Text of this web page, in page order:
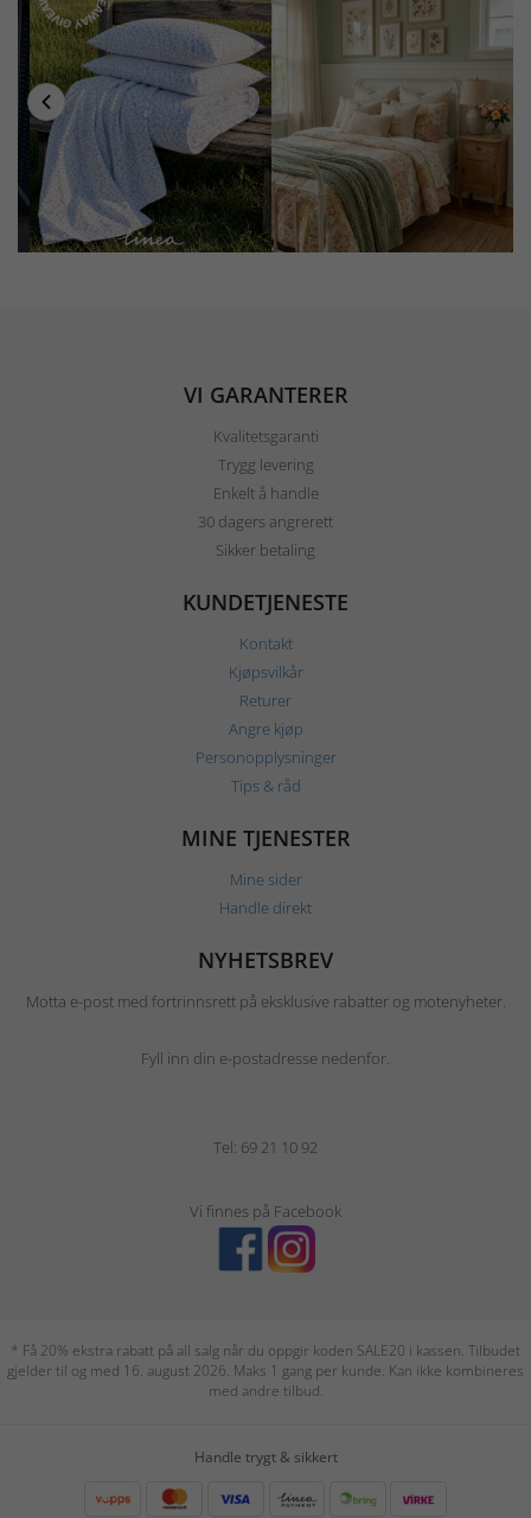
VI GARANTERER
Kvalitetsgaranti
Trygg levering
Enkelt å handle
30 dagers angrerett
Sikker betaling
KUNDETJENESTE
Kontakt
Kjøpsvilkår
Returer
Angre kjøp
Personopplysninger
Tips & råd
MINE TJENESTER
Mine sider
Handle direkt
NYHETSBREV
Motta e-post med fortrinnsrett på eksklusive rabatter og motenyheter.
Fyll inn din e-postadresse nedenfor.
Tel: 69 21 10 92
Vi finnes på Facebook
* Få 20% ekstra rabatt på all salg når du oppgir koden SALE20 i kassen. Tilbudet
gjelder til og med 16. august 2026. Maks 1 gang per kunde. Kan ikke kombineres
med andre tilbud.
Handle trygt & sikkert